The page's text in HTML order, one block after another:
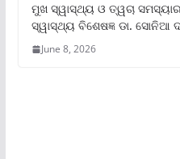
ମୁଖ ସ୍ୱାସ୍ଥ୍ୟ ଓ ତ୍ୱଚା
ସ୍ୱାସ୍ଥ୍ୟ ବିଶେଷଜ୍ଞ ଡା. ସୋନିଆ
June 8, 2026